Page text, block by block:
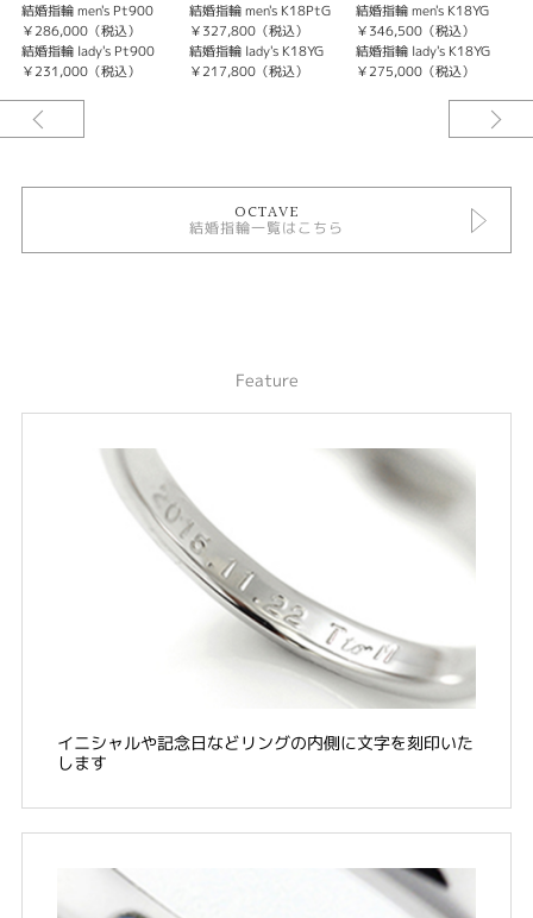
紹介文
OCTAVE【Jurer】ジュレ
重なり合い 支え合う ふたりのこころ。ずっと ずっとこれからも…。心に誓
う 永遠の愛。∞（無限大）のマークをイメージした結婚指輪（マリッジリン
ヤモンドが“0.08ct”になるようにセッティングされている。
結婚指輪 men's Pt900
￥286,000（税込）
結婚指輪 lady's Pt900
￥231,000（税込）
結婚指輪 men's K18PtG
￥327,800（税込）
結婚指輪 lady's K18YG
￥217,800（税込）
結婚指輪 men's K18YG
￥346,500（税込）
結婚指輪 lady's K18YG
￥275,000（税込）
OCTAVE
結婚指輪一覧はこちら
Feature
イニシャルや記念日などリングの内側に文字を刻印いた
します